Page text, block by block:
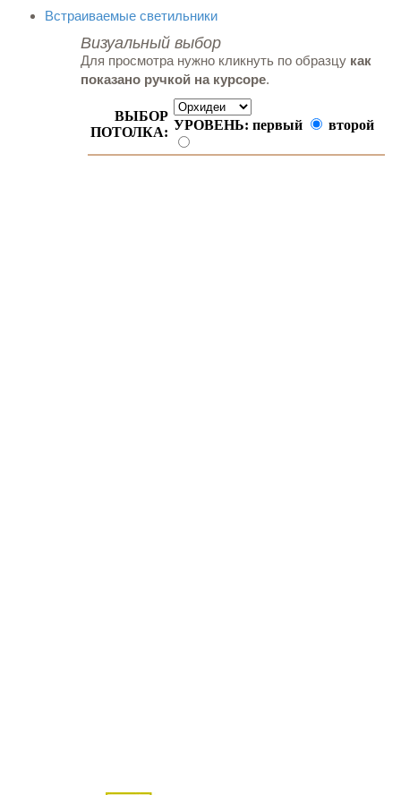
Встраиваемые светильники
Визуальный выбор
Для просмотра нужно кликнуть по образцу как
показано ручкой на курсоре.